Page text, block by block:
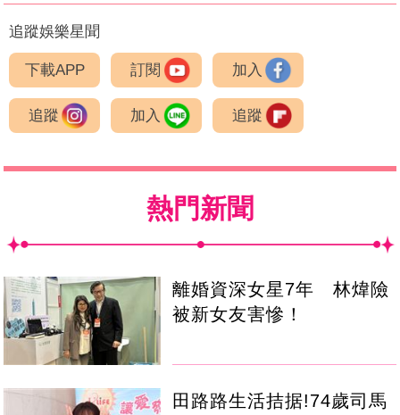
追蹤娛樂星聞
下載APP 訂閱 加入
追蹤 加入 追蹤
熱門新聞
離婚資深女星7年 林煒險
被新女友害慘！
田路路生活拮据!74歲司馬